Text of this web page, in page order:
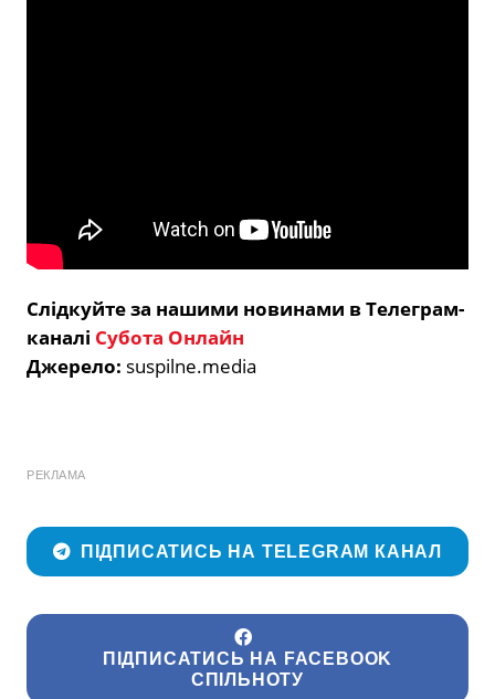
Слідкуйте за нашими новинами в Телеграм-
каналі Субота Онлайн
Джерело: suspilne.media
РЕКЛАМА
ПІДПИСАТИСЬ НА TELEGRAM КАНАЛ
ПІДПИСАТИСЬ НА FACEBOOK
СПІЛЬНОТУ